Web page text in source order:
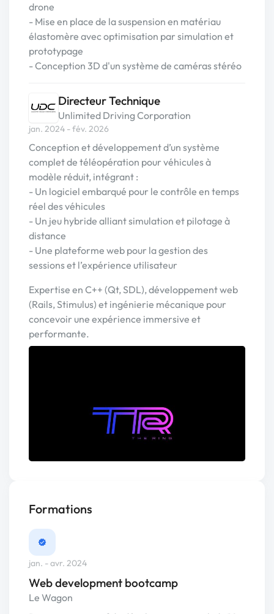
drone
- Mise en place de la suspension en matériau
élastomère avec optimisation par simulation et
prototypage
- Conception 3D d'un système de caméras stéréo
Directeur Technique
Unlimited Driving Corporation
jan. 2024 - fév. 2026
Conception et développement d’un système
complet de téléopération pour véhicules à
modèle réduit, intégrant :
- Un logiciel embarqué pour le contrôle en temps
réel des véhicules
- Un jeu hybride alliant simulation et pilotage à
distance
- Une plateforme web pour la gestion des
sessions et l’expérience utilisateur
Expertise en C++ (Qt, SDL), développement web
(Rails, Stimulus) et ingénierie mécanique pour
concevoir une expérience immersive et
performante.
Formations
jan. - avr. 2024
Web development bootcamp
Le Wagon